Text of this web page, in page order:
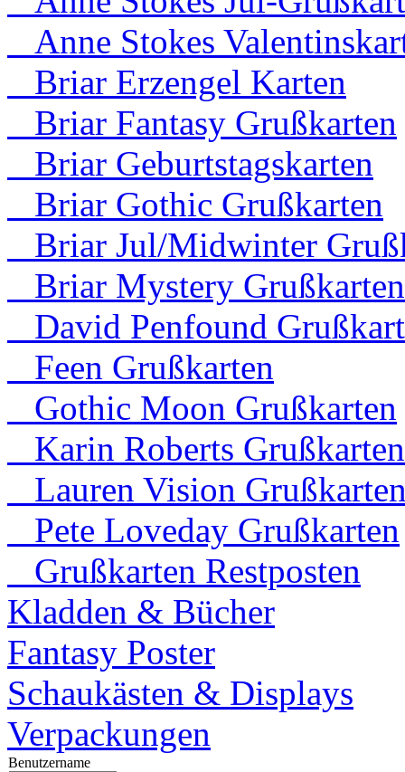
Anne Stokes
Briar Erzengel Karten
Briar Fantasy Grußkarten
Briar Geburtstagskarten
Briar Gothic Grußkarten
Briar Jul/Midwinter
Briar Mystery Grußkarten
David Penfound
Feen Grußkarten
Gothic Moon Grußkarten
Karin Roberts Grußkarten
Lauren Vision
Pete Loveday Grußkarten
Grußkarten Restposten
Kladden & Bücher
Fantasy Poster
Schaukästen & Displays
Verpackungen
Benutzername